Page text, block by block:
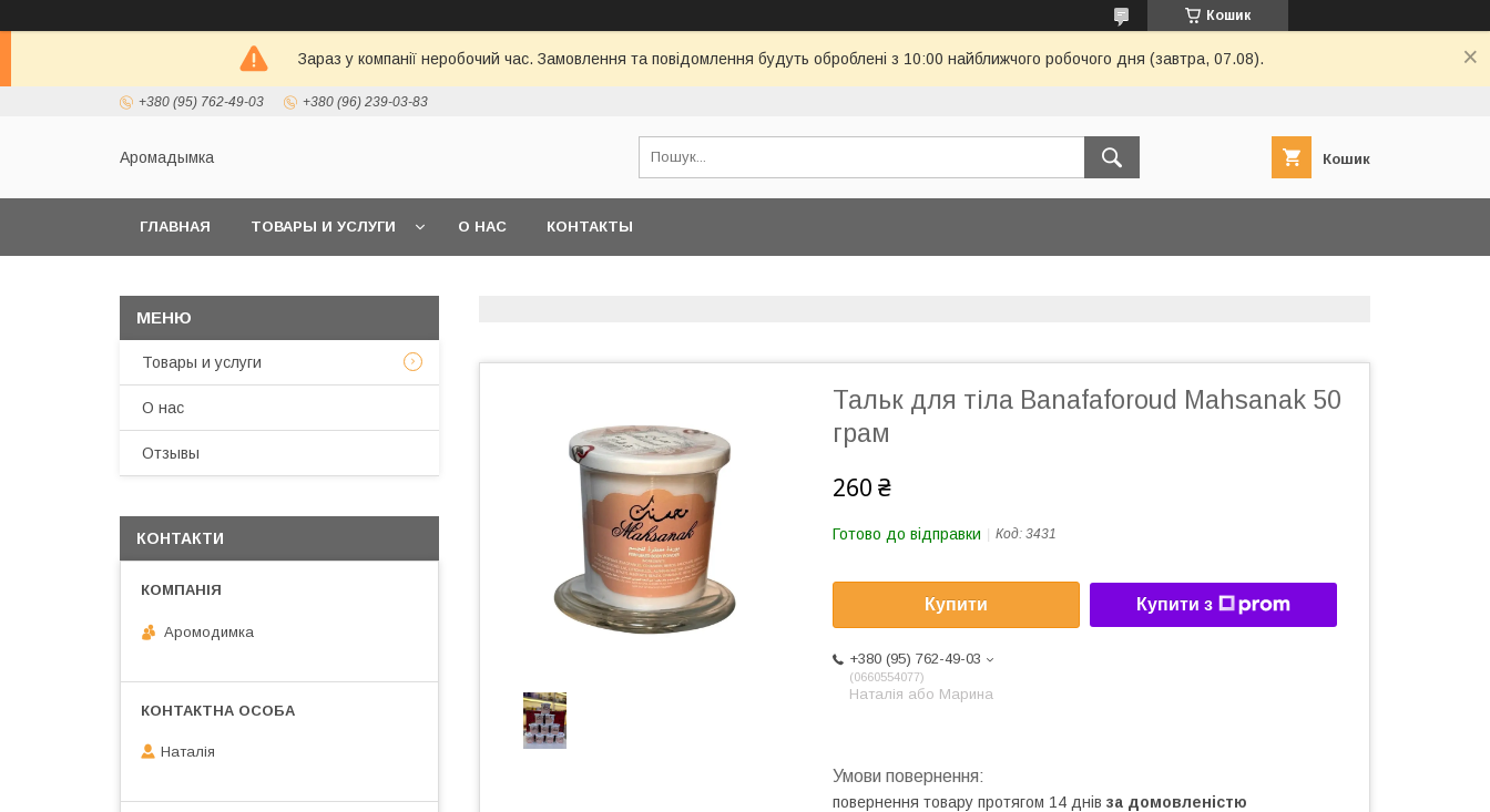
Кошик
Зараз у компанії неробочий час. Замовлення та повідомлення будуть оброблені з 10:00 найближчого робочого дня (завтра, 07.08).
+380 (95) 762-49-03 +380 (96) 239-03-83
Аромадымка Кошик
ГЛАВНАЯ ТОВАРЫ И УСЛУГИ О НАС КОНТАКТЫ
Тальк для тіла Banafaforoud Mahsanak 50
грам
260 ₴
Готово до відправки Код: 3431
Купити Купити з
+380 (95) 762-49-03
0660554077
Наталія або Марина
повернення товару протягом 14 днів за домовленістю
Товары и услуги
О нас
Отзывы
КОНТАКТИ
Аромодимка
Наталія